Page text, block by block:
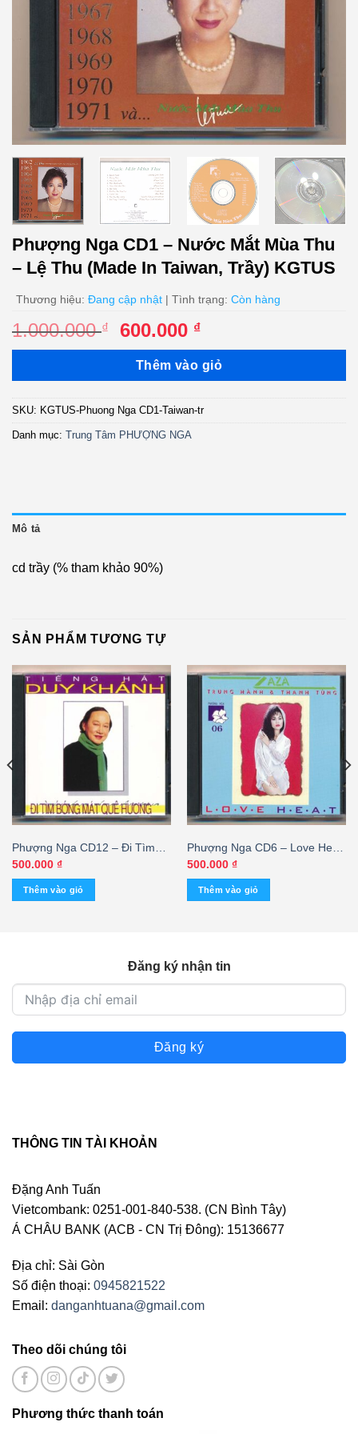
Phượng Nga CD1 – Nước Mắt Mùa Thu
– Lệ Thu (Made In Taiwan, Trầy) KGTUS
Thương hiệu: Đang cập nhật | Tình trạng: Còn hàng
1.000.000₫
Giá
gốc
là:
1.000.000 ₫.
600.000 ₫Giá
hiện
tại
là:
600.000 ₫.
Thêm vào giỏ
SKU: KGTUS-Phuong Nga CD1-Taiwan-tr
Danh mục: Trung Tâm PHƯỢNG NGA
Mô tả
cd trầy (% tham khảo 90%)
SẢN PHẨM TƯƠNG TỰ
Phượng Nga CD12 – Đi Tìm
Bóng Mát Quê Hương – Duy
Khánh (CDV) KGTUS
500.000 ₫
Thêm vào giỏ
Phượng Nga CD6 – Love Heat
– Zaza – Trung Hành – Thanh
Tùng (3 Góc) KGTUS
500.000 ₫
Thêm vào giỏ
Đăng ký nhận tin
Đăng ký
THÔNG TIN TÀI KHOẢN
Đặng Anh Tuấn
Vietcombank: 0251-001-840-538. (CN Bình Tây)
Á CHÂU BANK (ACB - CN Trị Đông): 15136677
Địa chỉ: Sài Gòn
Số điện thoại: 0945821522
Email: danganhtuana@gmail.com
Theo dõi chúng tôi
Phương thức thanh toán